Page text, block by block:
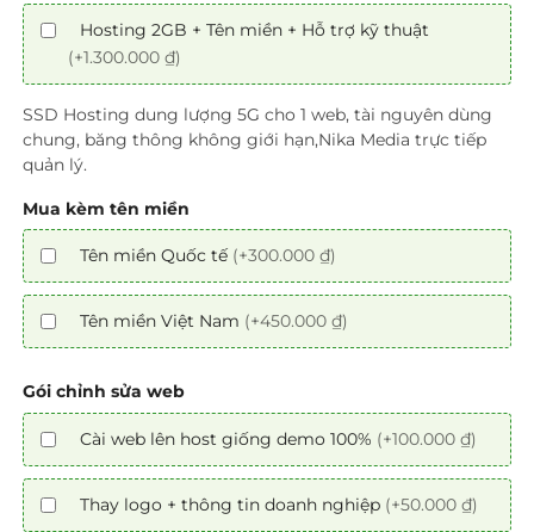
Hosting 2GB + Tên miền + Hỗ trợ kỹ thuật
(+1.300.000 ₫)
SSD Hosting dung lượng 5G cho 1 web, tài nguyên dùng
chung, băng thông không giới hạn,Nika Media trực tiếp
quản lý.
Mua kèm tên miền
Tên miền Quốc tế (+300.000 ₫)
Tên miền Việt Nam (+450.000 ₫)
Gói chỉnh sửa web
Cài web lên host giống demo 100% (+100.000 ₫)
Thay logo + thông tin doanh nghiệp (+50.000 ₫)